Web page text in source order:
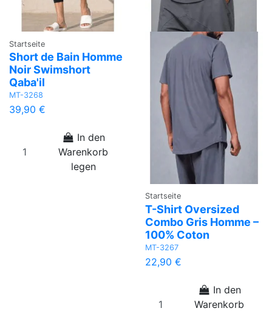
Startseite
Short de Bain Homme
Noir Swimshort
Qaba'il
MT-3268
39,90 €
In den
Warenkorb
legen
Startseite
T-Shirt Oversized
Combo Gris Homme –
100% Coton
MT-3267
22,90 €
In den
Warenkorb